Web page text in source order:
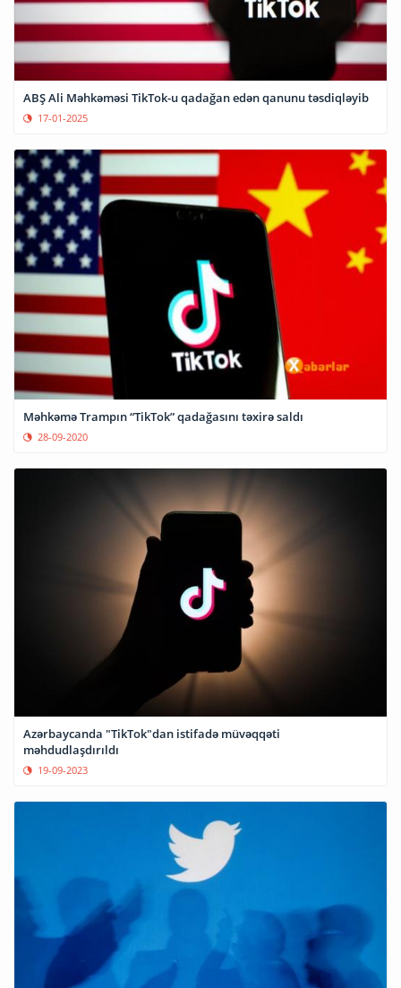
ABŞ Ali Məhkəməsi TikTok-u qadağan edən qanunu təsdiqləyib
17-01-2025
Məhkəmə Trampın “TikTok” qadağasını təxirə saldı
28-09-2020
Azərbaycanda "TikTok"dan istifadə müvəqqəti
məhdudlaşdırıldı
19-09-2023